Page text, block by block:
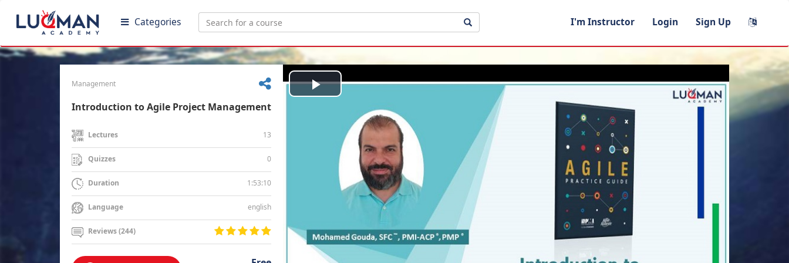
Categories I'm Instructor Login Sign Up
Management
Introduction to Agile Project Management
Lectures 13
Quizzes 0
Duration 1:53:10
Language english
Reviews (244)
Play
Video